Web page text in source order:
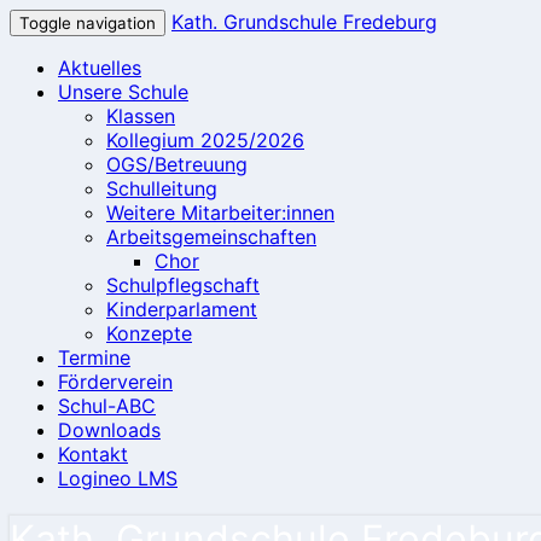
Toggle navigation
Kath. Grundschule Fredeburg
Aktuelles
Unsere Schule
Klassen
Kollegium 2025/2026
OGS/Betreuung
Schulleitung
Weitere Mitarbeiter:innen
Arbeitsgemeinschaften
Chor
Schulpflegschaft
Kinderparlament
Konzepte
Termine
Förderverein
Schul-ABC
Downloads
Kontakt
Logineo LMS